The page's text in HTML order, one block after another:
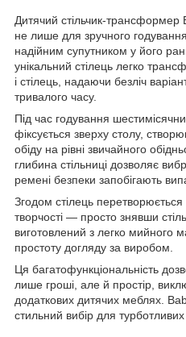
Дитячий стільчик-
не лише для зручного
надійним супутником у його
унікальний стілець легко
і стілець, надаючи безліч
тривалого часу.
Під час годування
фіксується зверху столу,
обіду на рівні звичайного
глибина стільниці дозволяє
ремені безпеки запобігають
Згодом стілець перетворюється
творчості — просто знявши
виготовлений з легко мийного
простоту догляду за виробом.
Ця багатофункціональність
лише гроші, але й простір,
додаткових дитячих меблях.
стильний вибір для турботливих